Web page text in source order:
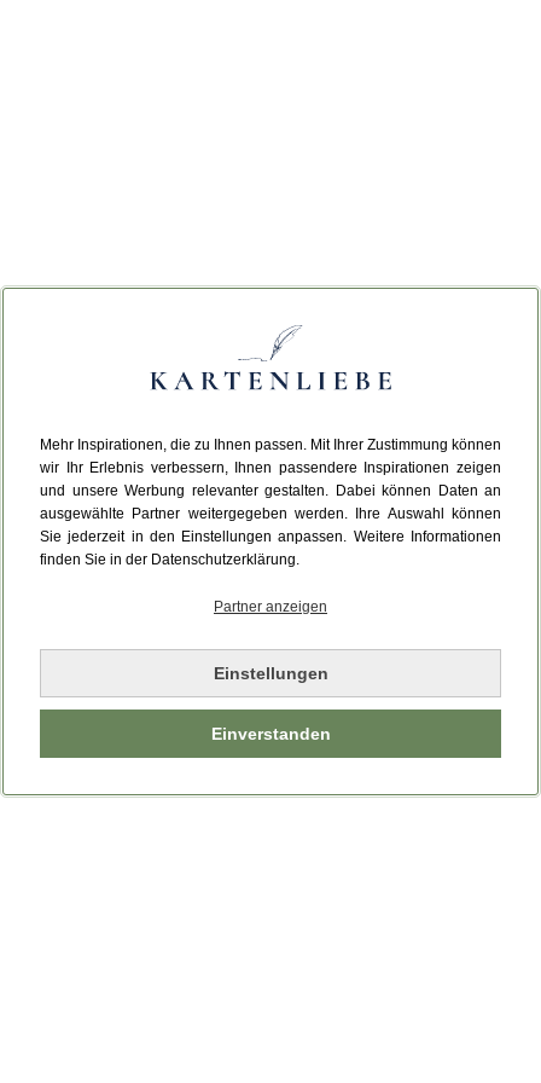
Mehr Inspirationen, die zu Ihnen passen. Mit Ihrer Zustimmung können
wir Ihr Erlebnis verbessern, Ihnen passendere Inspirationen zeigen
und unsere Werbung relevanter gestalten. Dabei können Daten an
ausgewählte Partner weitergegeben werden. Ihre Auswahl können
Sie jederzeit in den Einstellungen anpassen. Weitere Informationen
finden Sie in der Datenschutzerklärung.
Partner anzeigen
Einstellungen
Einverstanden